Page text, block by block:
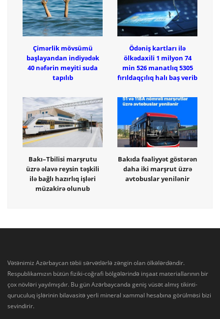
Çimərlik mövsümü
başlayandan indiyədək
40 nəfərin meyiti suda
tapılıb
Ödəniş kartları ilə
ölkədaxili 1 milyon 74
min 526 manatlıq 5305
fırıldaqçılıq halı baş verib
Bakı–Tbilisi marşrutu
üzrə əlavə reysin təşkili
ilə bağlı hazırlıq işləri
müzakirə olunub
Bakıda fəaliyyət göstərən
daha iki marşrut üzrə
avtobuslar yenilənir
Vətənimiz Azərbaycan təbii sərvətlərlə zəngin olan ölkələrdəndir.
Respublikamızın bütün fiziki-coğrafi bölgələrində inşaat materiallarının bir
çox növləri yayılmışdır. Bu gün Azərbaycanda geniş vüsət almış tikinti-
quruculuq işlərinin bilavasitə yerli mineral xammal hesabına görülməsi bizi
sevindirir.